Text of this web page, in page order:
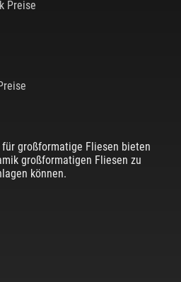
Preise
großformatige Fliesen bieten
großformatigen Fliesen zu
können.